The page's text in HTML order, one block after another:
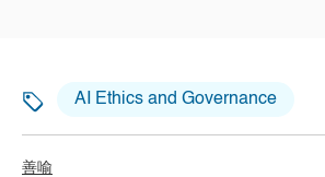
AI Ethics and Governance
善喻